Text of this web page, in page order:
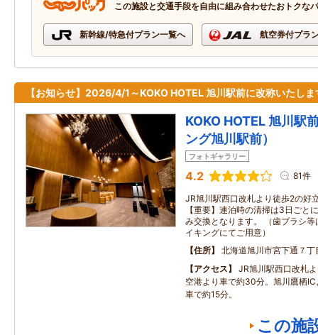
この施設と交通手段を自由に組み合わせたおトクな
新幹線/特急付プラン一覧へ 航空券付プラ
【お知らせ】2026/4/1～KOKO HOTEL 旭川駅前に改称いたしま
KOKO HOTEL 旭川駅
ング旭川駅前）
フォトギャラリー
4.2 81件
JR旭川駅西口改札より徒歩2の好
【重要】連泊時の清掃は3日ごと
み交換となります。 （歯ブラシ
イキングにてご用意）
住所
北海道旭川市宮下通７丁
アクセス
JR旭川駅西口改札
空港より車で約30分。旭川鷹栖
車で約15分。
この施